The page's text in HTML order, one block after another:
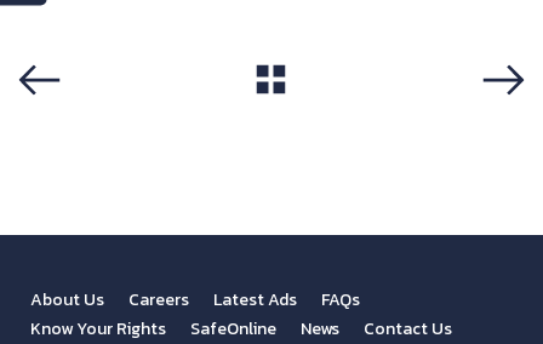
About Us Careers Latest Ads
FAQs
Know Your Rights
SafeOnline News
Contact Us